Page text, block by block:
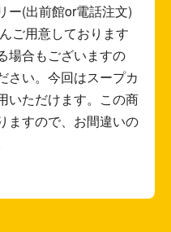
ー(出前館or電話注文)
ご用意しております
場合もございますの
さい。今回はスープカ
いただけます。この商
ますので、お間違いの